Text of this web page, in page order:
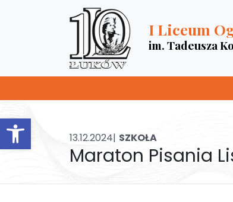
Otwórz pasek narzędzi
I Liceum
im. Tadeusza
13.12.2024| SZKOŁA
Maraton Pisania